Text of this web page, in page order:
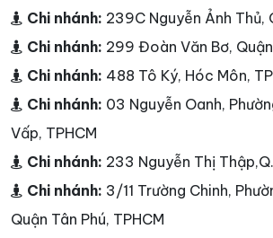
Chi nhánh: 239C Nguyễn Ảnh Thủ,
Chi nhánh: 299 Đoàn Văn Bơ,
Chi nhánh: 488 Tô Ký, Hóc Môn,
Chi nhánh: 03 Nguyễn Oanh,
Vấp, TPHCM
Chi nhánh: 233 Nguyễn Thị
Chi nhánh: 3/11 Trường Chinh,
Quận Tân Phú, TPHCM